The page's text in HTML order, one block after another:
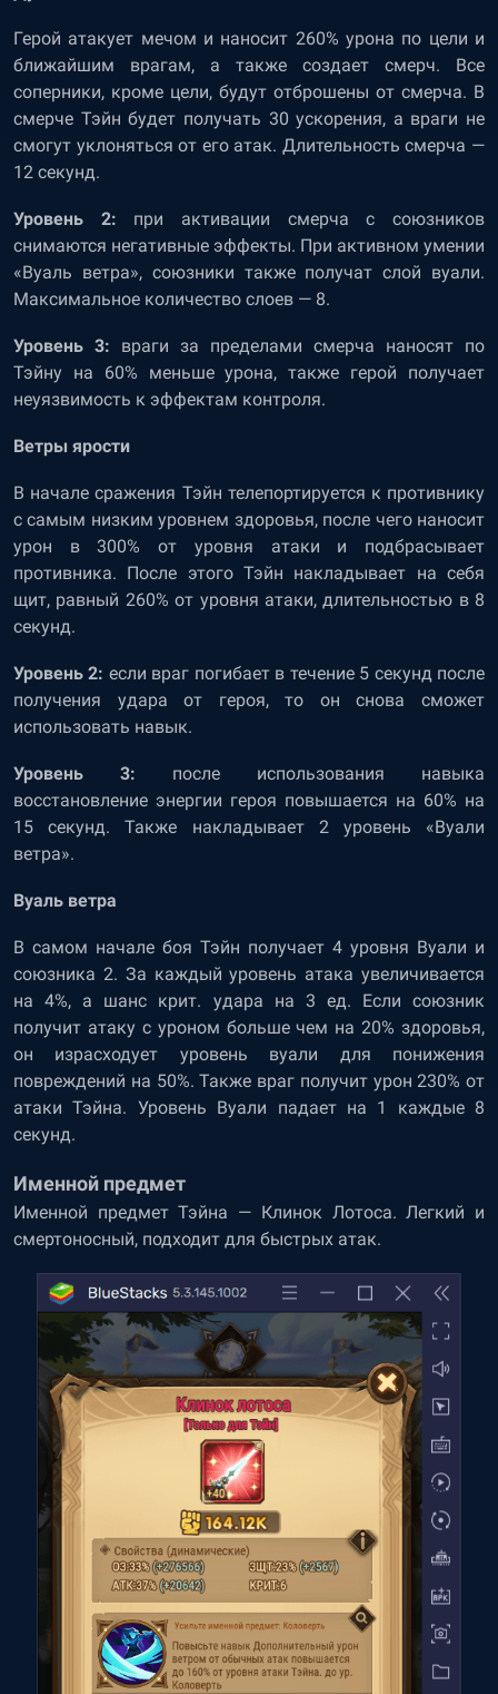
Герой атакует мечом и наносит 260% урона по цели и
ближайшим врагам, а также создает смерч. Все
соперники, кроме цели, будут отброшены от смерча. В
смерче Тэйн будет получать 30 ускорения, а враги не
смогут уклоняться от его атак. Длительность смерча —
12 секунд.
Уровень 2: при активации смерча с союзников
снимаются негативные эффекты. При активном умении
«Вуаль ветра», союзники также получат слой вуали.
Максимальное количество слоев — 8.
Уровень 3: враги за пределами смерча наносят по
Тэйну на 60% меньше урона, также герой получает
неуязвимость к эффектам контроля.
Ветры ярости
В начале сражения Тэйн телепортируется к противнику
с самым низким уровнем здоровья, после чего наносит
урон в 300% от уровня атаки и подбрасывает
противника. После этого Тэйн накладывает на себя
щит, равный 260% от уровня атаки, длительностью в 8
секунд.
Уровень 2: если враг погибает в течение 5 секунд после
получения удара от героя, то он снова сможет
использовать навык.
Уровень 3: после использования навыка
восстановление энергии героя повышается на 60% на
15 секунд. Также накладывает 2 уровень «Вуали
ветра».
Вуаль ветра
В самом начале боя Тэйн получает 4 уровня Вуали и
союзника 2. За каждый уровень атака увеличивается
на 4%, а шанс крит. удара на 3 ед. Если союзник
получит атаку с уроном больше чем на 20% здоровья,
он израсходует уровень вуали для понижения
повреждений на 50%. Также враг получит урон 230% от
атаки Тэйна. Уровень Вуали падает на 1 каждые 8
секунд.
Именной предмет
Именной предмет Тэйна — Клинок Лотоса. Легкий и
смертоносный, подходит для быстрых атак.